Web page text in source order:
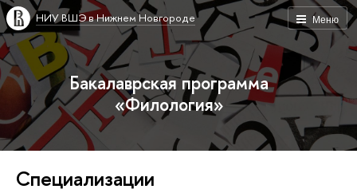
Меню
НИУ ВШЭ в Нижнем Новгороде
Бакалаврская программа
«Филология»
Специализации